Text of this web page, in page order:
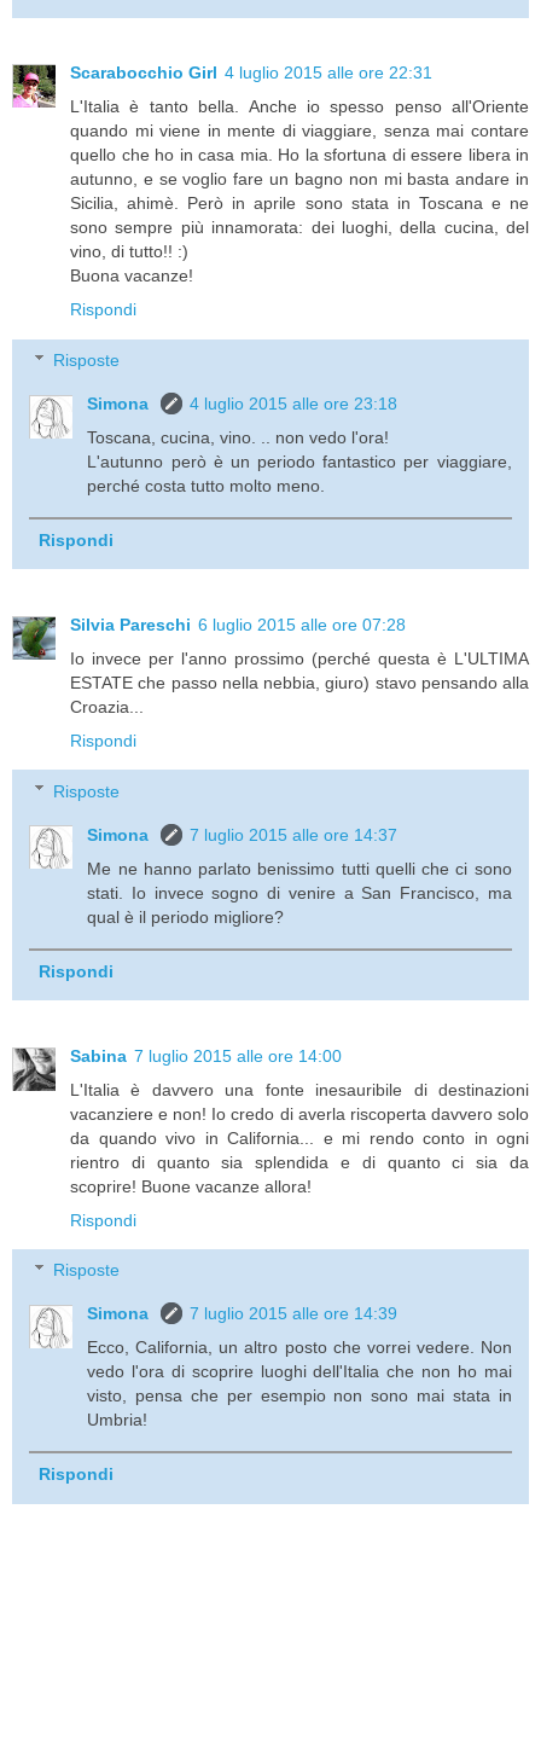
Scarabocchio Girl 4 luglio 2015 alle ore 22:31
L'Italia è tanto bella. Anche io spesso penso all'Oriente
quando mi viene in mente di viaggiare, senza mai contare
quello che ho in casa mia. Ho la sfortuna di essere libera in
autunno, e se voglio fare un bagno non mi basta andare in
Sicilia, ahimè. Però in aprile sono stata in Toscana e ne
sono sempre più innamorata: dei luoghi, della cucina, del
vino, di tutto!! :)
Buona vacanze!
Rispondi
Risposte
Simona
4 luglio 2015 alle ore 23:18
Toscana, cucina, vino. .. non vedo l'ora!
L'autunno però è un periodo fantastico per viaggiare,
perché costa tutto molto meno.
Rispondi
Silvia Pareschi 6 luglio 2015 alle ore 07:28
Io invece per l'anno prossimo (perché questa è L'ULTIMA
ESTATE che passo nella nebbia, giuro) stavo pensando alla
Croazia...
Rispondi
Risposte
Simona
7 luglio 2015 alle ore 14:37
Me ne hanno parlato benissimo tutti quelli che ci sono
stati. Io invece sogno di venire a San Francisco, ma
qual è il periodo migliore?
Rispondi
Sabina 7 luglio 2015 alle ore 14:00
L'Italia è davvero una fonte inesauribile di destinazioni
vacanziere e non! Io credo di averla riscoperta davvero solo
da quando vivo in California... e mi rendo conto in ogni
rientro di quanto sia splendida e di quanto ci sia da
scoprire! Buone vacanze allora!
Rispondi
Risposte
Simona
7 luglio 2015 alle ore 14:39
Ecco, California, un altro posto che vorrei vedere. Non
vedo l'ora di scoprire luoghi dell'Italia che non ho mai
visto, pensa che per esempio non sono mai stata in
Umbria!
Rispondi